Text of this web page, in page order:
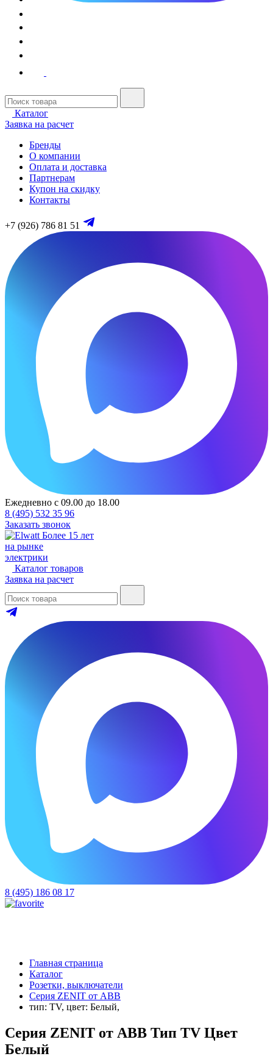
Каталог
Заявка на расчет
Бренды
О компании
Оплата и доставка
Партнерам
Купон на скидку
Контакты
+7 (926) 786 81 51
Ежедневно с 09.00 до 18.00
8 (495) 532 35 96
Заказать звонок
Более 15 лет
на рынке
электрики
Каталог товаров
Заявка на расчет
8 (495) 186 08 17
Главная страница
Каталог
Розетки, выключатели
Серия ZENIT от ABB
тип: TV, цвет: Белый,
Серия ZENIT от ABB Тип TV Цвет
Белый